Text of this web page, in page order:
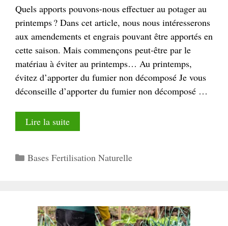
Quels apports pouvons-nous effectuer au potager au
printemps ? Dans cet article, nous nous intéresserons
aux amendements et engrais pouvant être apportés en
cette saison. Mais commençons peut-être par le
matériau à éviter au printemps… Au printemps,
évitez d’apporter du fumier non décomposé Je vous
déconseille d’apporter du fumier non décomposé …
Lire la suite
Catégories
Bases Fertilisation Naturelle